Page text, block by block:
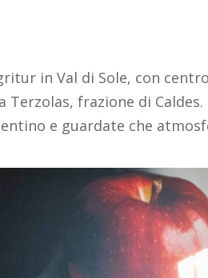
in Val di Sole, con
Terzolas, frazione di
e guardate che